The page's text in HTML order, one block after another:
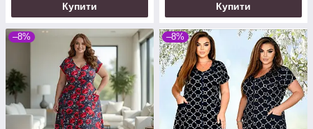
Купити Купити
–8% –8%